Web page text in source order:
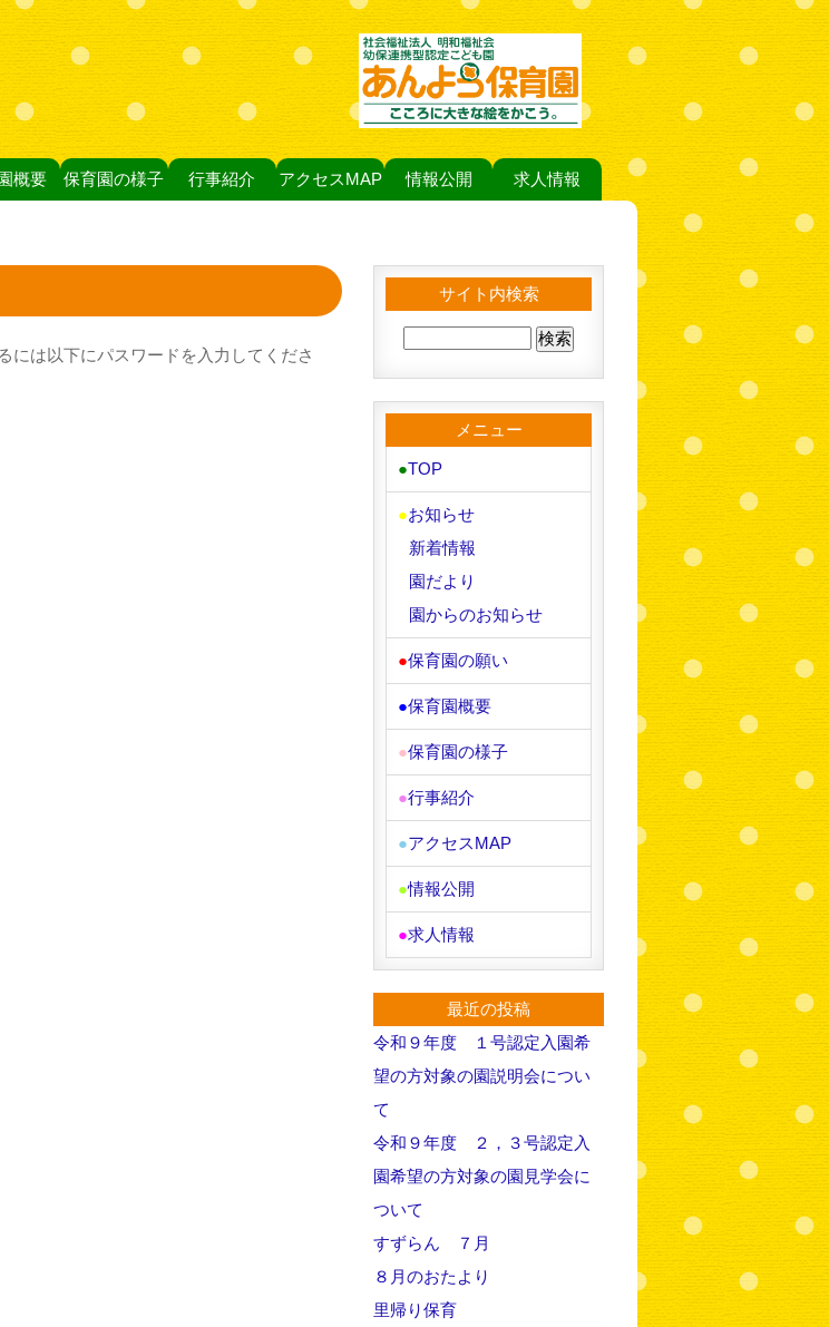
概要 保育園の様子 行事紹介 アクセスMAP 情報公開 求人情報
には以下にパスワードを入力してくださ
サイト内検索
メニュー
●TOP
●お知らせ
新着情報
園だより
園からのお知らせ
●保育園の願い
●保育園概要
●保育園の様子
●行事紹介
●アクセスMAP
●情報公開
●求人情報
最近の投稿
令和９年度 １号認定入園希
望の方対象の園説明会につい
て
令和９年度 ２，３号認定入
園希望の方対象の園見学会に
ついて
すずらん ７月
８月のおたより
里帰り保育